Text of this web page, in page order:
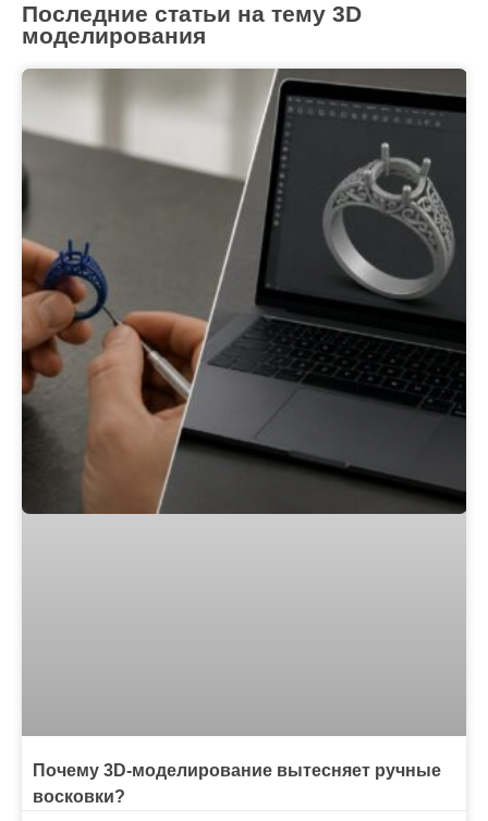
Последние статьи на тему 3D
моделирования
Почему 3D-моделирование вытесняет ручные
восковки?